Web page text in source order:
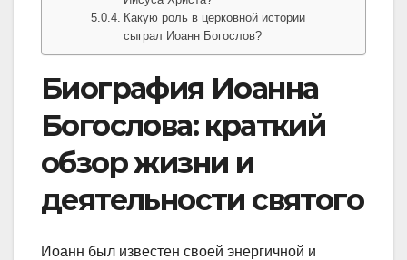
Какую роль в церковной истории
сыграл Иоанн Богослов?
Биография Иоанна
Богослова: краткий
обзор жизни и
деятельности святого
Иоанн был известен своей энергичной и